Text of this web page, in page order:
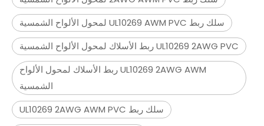
سلك ربط UL10269 AWM PVC لمحول الألواح الشمسية
UL10269 2AWG PVC ربط الأسلاك لمحول الألواح الشمسية
UL10269 2AWG AWM ربط الأسلاك لمحول الألواح
الشمسية
سلك ربط UL10269 2AWG AWM PVC